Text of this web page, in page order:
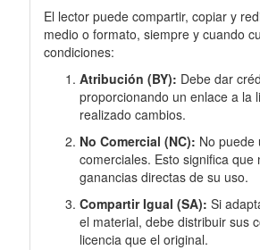
El lector puede compartir, copiar y
medio o formato, siempre y cuando
condiciones:
Atribución (BY): Debe dar
proporcionando un enlace a la
realizado cambios.
No Comercial (NC): No puede
comerciales. Esto significa
ganancias directas de su uso.
Compartir Igual (SA): Si
el material, debe distribuir sus
licencia que el original.